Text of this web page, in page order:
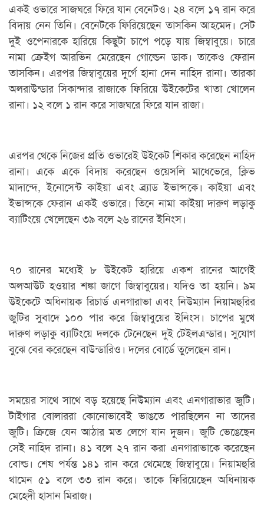
একই ওভারে সাজঘরে ফিরে যান বেনেটও। ২৪ বলে ১৭ রান করে
বিদায় নেন তিনি। বেনেটকে ফিরিয়েছেন তাসকিন আহমেদ। সেট
দুই ওপেনারকে হারিয়ে কিছুটা চাপে পড়ে যায় জিম্বাবুয়ে। চারে
নামা ক্রেইগ আরভিন মেরেছেন গোল্ডেন ডাক। তাকেও ফেরান
তাসকিন। এরপর জিম্বাবুয়ের দুর্গে হানা দেন নাহিদ রানা। তারকা
অলরাউন্ডার সিকান্দার রাজাকে ফিরিয়ে উইকেটের খাতা খোলেন
রানা। ১২ বলে ১ রান করে সাজঘরে ফিরে যান রাজা।
এরপর থেকে নিজের প্রতি ওভারেই উইকেট শিকার করেছেন নাহিদ
রানা। একে একে বিদায় করেছেন ওয়েসলি মাধেভেরে, ক্লিভ
মাদান্দে, ইনোসেন্ট কাইয়া এবং ব্র্যাড ইভান্সকে। কাইয়া এবং
ইভান্সকে ফেরান একই ওভারে। তিনে নামা কাইয়া দারুণ লড়াকু
ব্যাটিংয়ে খেলেছেন ৩৯ বলে ২৬ রানের ইনিংস।
৭০ রানের মধ্যেই ৮ উইকেট হারিয়ে একশ রানের আগেই
অলআউট হওয়ার শঙ্কা জাগে জিম্বাবুয়ের। যদিও তা হয়নি। ৯ম
উইকেটে অধিনায়ক রিচার্ড এনগারাভা এবং নিউম্যান নিয়ামহুরির
জুটির সুবাদে ১০০ পার করে জিম্বাবুয়ের ইনিংস। চাপের মুখে
দারুণ লড়াকু ব্যাটিংয়ে দলকে টেনেছেন দুই টেইলএন্ডার। সুযোগ
বুঝে বের করেছেন বাউন্ডারিও। দলের বোর্ডে তুলেছেন রান।
সময়ের সাথে সাথে বড় হয়েছে নিউম্যান এবং এনগারাভার জুটি।
টাইগার বোলাররা কোনোভাবেই ভাঙতে পারছিলেন না তাদের
জুটি। ক্রিজে যেন আঠার মত লেগে যান দুজন। জুটি ভেঙেছেন
সেই নাহিদ রানা। ৪১ বলে ২৭ রান করা এনগারাভাকে করেছেন
বোল্ড। শেষ পর্যন্ত ১৪১ রান করে থেমেছে জিম্বাবুয়ে। নিয়ামহুরি
থামেন ৫১ বলে ৩৩ রান করে। তাকে ফিরিয়েছেন অধিনায়ক
মেহেদী হাসান মিরাজ।